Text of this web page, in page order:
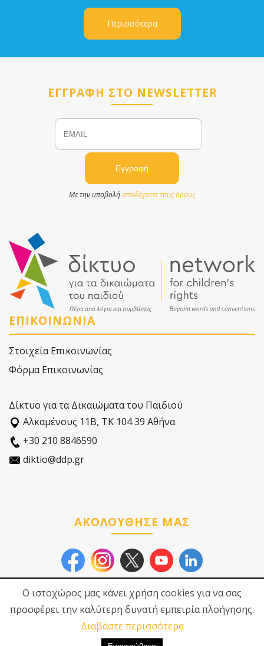
Περισσότερα
ΕΓΓΡΑΦΗ ΣΤΟ NEWSLETTER
Email
Με την υποβολήαποδέχεστε τους όρους
ΕΠΙΚΟΙΝΩΝΙΑ
Στοιχεία Επικοινωνίας
Φόρμα Επικοινωνίας
Δίκτυο για τα Δικαιώματα του Παιδιού
Αλκαµένους 11Β, ΤΚ 104 39 Αθήνα
+30 210 8846590
diktio@ddp.gr
ΑΚΟΛΟΥΘΗΣΕ ΜΑΣ
Δίκτυο για τα
Δικαιώματα του Παιδιού
Πολιτική Προστασίας
Προσωπικών Δεδοµένων
Ο ιστοχώρος μας κάνει χρήση cookies για να σας
προσφέρει την καλύτερη δυνατή εμπειρία πλοήγησης.
Διαβάστε περισσότερα